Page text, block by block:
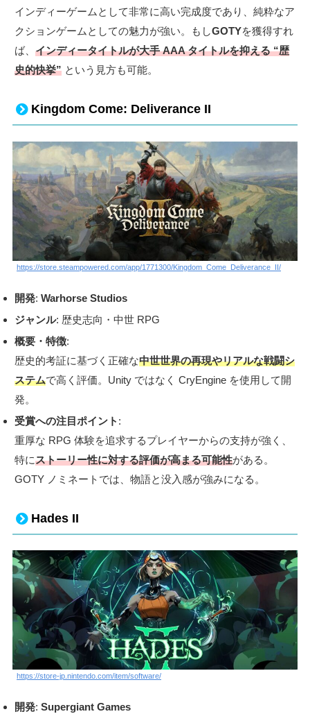
インディーゲームとして非常に高い完成度であり、純粋なア
クションゲームとしての魅力が強い。もしGOTYを獲得すれ
ば、 インディータイトルが大手 AAA タイトルを抑える “歴
史的快挙” という見方も可能。
Kingdom Come: Deliverance II
https://store.steampowered.com/app/1771300/Kingdom_Come_Deliverance_II/
開発: Warhorse Studios
ジャンル: 歴史志向・中世 RPG
概要・特徴:
歴史的考証に基づく正確な中世世界の再現やリアルな戦闘シ
ステムで高く評価。Unity ではなく CryEngine を使用して開
発。
受賞への注目ポイント :
重厚な RPG 体験を追求するプレイヤーからの支持が強く、
特にストーリー性に対する評価が高まる可能性がある。
GOTY ノミネートでは、物語と没入感が強みになる。
Hades II
https://store-jp.nintendo.com/item/software/
開発: Supergiant Games